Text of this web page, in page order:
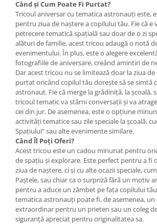
Când și Cum Poate Fi Purtat?
Tricoul aniversar cu tematica astronauți este,
pentru ziua de naștere a copilului tău. Fie că e
petrecere tematică spațială sau doar de o zi
alături de familie, acest tricou adaugă o notă
evenimentului. În plus, este o alegere
fotografiile de aniversare, creând amintiri de
Dar acest tricou nu se limitează doar la ziua
purtat oricând copilul tău dorește să se simtă
astronaut. Fie că merge la grădiniță, la școală,
tricoul tematic va stârni conversații și va
cei din jur. De asemenea, este o opțiune
activități tematice sau zile speciale la școală,
Spațiului” sau alte evenimente similare.
Când Îl Poți Oferi?
Acest tricou este un cadou minunat pentru
de spațiu și explorare. Este perfect pentru a fi
ziua de naștere, ci și cu alte ocazii speciale,
Paștele, sau chiar ca o surpriză fără un motiv
pentru a aduce un zâmbet pe fața copilului
tematica astronauți poate fi, de asemenea, un
extraordinar pentru un prieten sau un coleg
siguranță apreciat pentru originalitatea sa.